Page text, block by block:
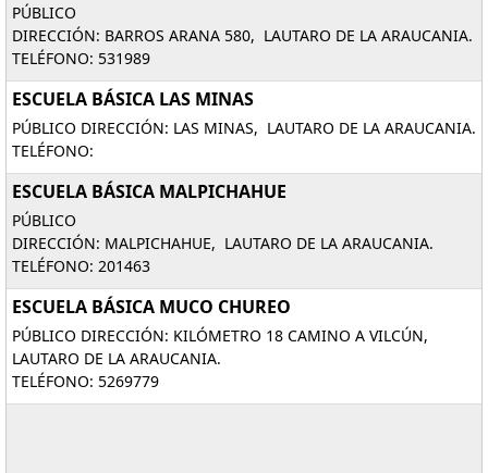
PÚBLICO
DIRECCIÓN: BARROS ARANA 580, LAUTARO DE LA ARAUCANIA.
TELÉFONO: 531989
ESCUELA BÁSICA LAS MINAS
PÚBLICO DIRECCIÓN: LAS MINAS, LAUTARO DE LA ARAUCANIA.
TELÉFONO:
ESCUELA BÁSICA MALPICHAHUE
PÚBLICO
DIRECCIÓN: MALPICHAHUE, LAUTARO DE LA ARAUCANIA.
TELÉFONO: 201463
ESCUELA BÁSICA MUCO CHUREO
PÚBLICO DIRECCIÓN: KILÓMETRO 18 CAMINO A VILCÚN,
LAUTARO DE LA ARAUCANIA.
TELÉFONO: 5269779